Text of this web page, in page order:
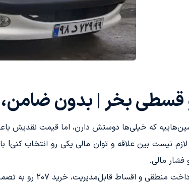
نیست بین علاقه و توان مالی یکی رو انتخاب کنی! با
فشار مالی.
قابل‌مدیریت، خرید 207 رو به تصمیمی منطقی و در دسترس تبدیل کرده.